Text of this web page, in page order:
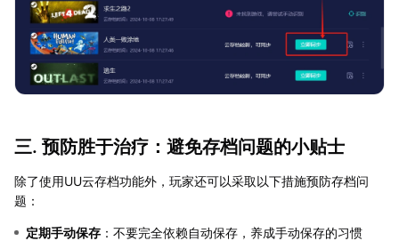
三. 预防胜于治疗：避免存档问题的小贴士
除了使用UU云存档功能外，玩家还可以采取以下措施预防存档问
题：
定期手动保存 ：不要完全依赖自动保存，养成手动保存的习惯